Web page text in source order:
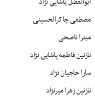
مصطفی چاکرالحسینی
میترا ناصحی
نازنین فاطمه پاشایی نژاد
سارا حاجیان نژاد
نازنین زهرا میرنژاد